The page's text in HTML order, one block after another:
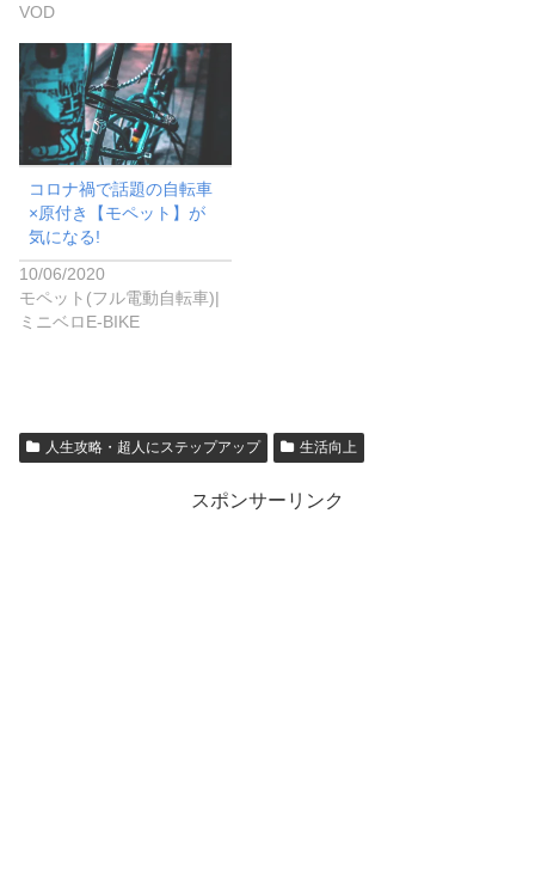
VOD
コロナ禍で話題の自転車
×原付き【モペット】が
気になる!
10/06/2020
モペット(フル電動自転車)|
ミニベロE-BIKE
人生攻略・超人にステップアップ 生活向上
スポンサーリンク